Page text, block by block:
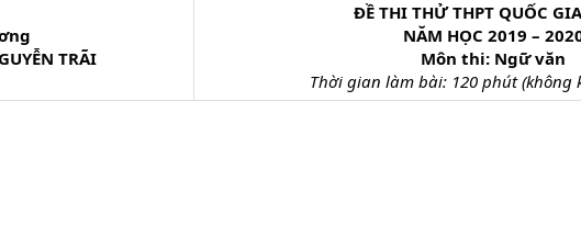
TRÃI
ĐỀ THI THỬ THPT QUỐC
NĂM HỌC 2019 –
Môn thi: Ngữ văn
Thời gian làm bài: 120 phút (không